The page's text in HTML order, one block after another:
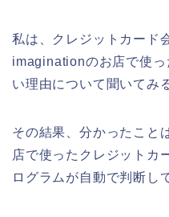
私は、クレジットカード
imaginationのお店で使
い理由について聞いてみ
その結果、分かったこと
店で使ったクレジットカ
ログラムが自動で判断し